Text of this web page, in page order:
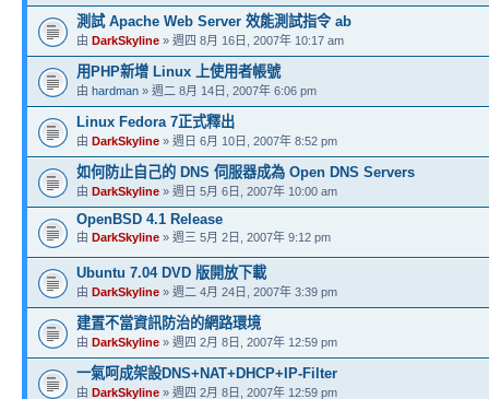
測試 Apache Web Server 效能測試指令 ab
由 DarkSkyline » 週四 8月 16日, 2007年 10:17 am
用PHP新增 Linux 上使用者帳號
由 hardman » 週二 8月 14日, 2007年 6:06 pm
Linux Fedora 7正式釋出
由 DarkSkyline » 週日 6月 10日, 2007年 8:52 pm
如何防止自己的 DNS 伺服器成為 Open DNS Servers
由 DarkSkyline » 週日 5月 6日, 2007年 10:00 am
OpenBSD 4.1 Release
由 DarkSkyline » 週三 5月 2日, 2007年 9:12 pm
Ubuntu 7.04 DVD 版開放下載
由 DarkSkyline » 週二 4月 24日, 2007年 3:39 pm
建置不當資訊防治的網路環境
由 DarkSkyline » 週四 2月 8日, 2007年 12:59 pm
一氣呵成架設DNS+NAT+DHCP+IP-Filter
由 DarkSkyline » 週四 2月 8日, 2007年 12:59 pm